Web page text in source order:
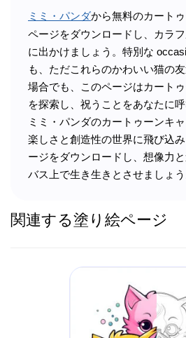
ミミ・パンダから無料のカート
ページをダウンロードし、カラ
に出かけましょう。特別な
も、ただこれらのかわいい猫の
場合でも、このページはカート
を探索し、祝うことをあなたに呼
ミミ・パンダのカートゥーンキ
楽しさと創造性の世界に飛び込
ージをダウンロードし、想像力
バス上で生き生きとさせましょう
関連する塗り絵ページ